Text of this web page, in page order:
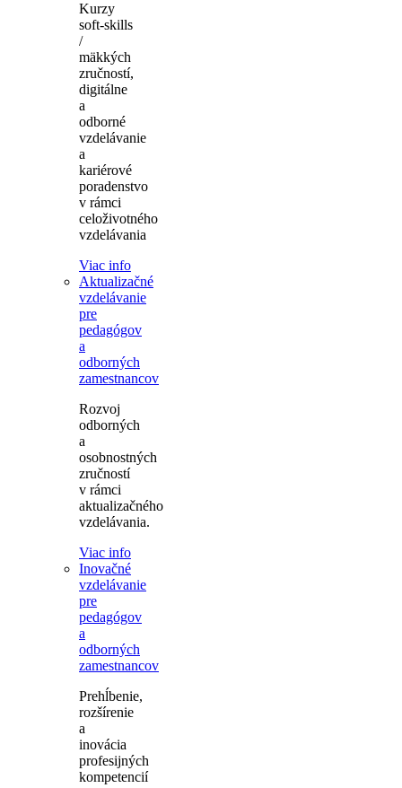
Kurzy
soft-skills
/
mäkkých
zručností,
digitálne
a
odborné
vzdelávanie
a
kariérové
poradenstvo
v rámci
celoživotného
vzdelávania
Viac info
Aktualizačné
vzdelávanie
pre
pedagógov
a
odborných
zamestnancov
Rozvoj
odborných
a
osobnostných
zručností
v rámci
aktualizačného
vzdelávania.
Viac info
Inovačné
vzdelávanie
pre
pedagógov
a
odborných
zamestnancov
Prehĺbenie,
rozšírenie
a
inovácia
profesijných
kompetencií